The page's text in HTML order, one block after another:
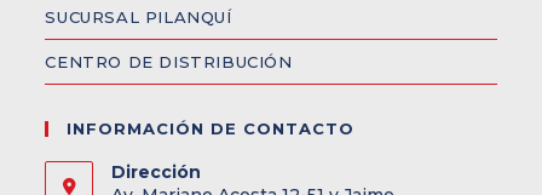
SUCURSAL PILANQUÍ
CENTRO DE DISTRIBUCIÓN
INFORMACIÓN DE CONTACTO
Dirección